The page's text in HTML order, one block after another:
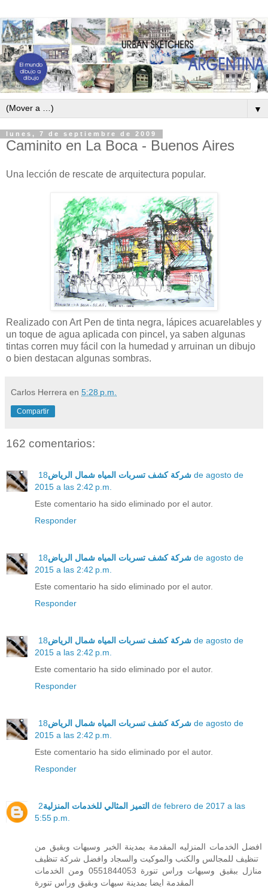
▼
lunes, 7 de septiembre de 2009
Caminito en La Boca - Buenos Aires
Una lección de rescate de arquitectura popular.
Realizado con Art Pen de tinta negra, lápices acuarelables y
un toque de agua aplicada con pincel, ya saben algunas
tintas corren muy fácil con la humedad y arruinan un dibujo
o bien destacan algunas sombras.
Carlos Herrera en 5:28 p.m.
Compartir
162 comentarios:
شركة كشف تسربات المياه شمال الرياض18 de agosto de
2015 a las 2:42 p.m.
Este comentario ha sido eliminado por el autor.
Responder
شركة كشف تسربات المياه شمال الرياض18 de agosto de
2015 a las 2:42 p.m.
Este comentario ha sido eliminado por el autor.
Responder
شركة كشف تسربات المياه شمال الرياض18 de agosto de
2015 a las 2:42 p.m.
Este comentario ha sido eliminado por el autor.
Responder
شركة كشف تسربات المياه شمال الرياض18 de agosto de
2015 a las 2:42 p.m.
Este comentario ha sido eliminado por el autor.
Responder
التميز المثالي للخدمات المنزلية2 de febrero de 2017 a las
5:55 p.m.
افضل الخدمات المنزليه المقدمة بمدينة الخبر وسيهات وبقيق من
تنظيف للمجالس والكنب والموكيت والسجاد وافضل شركة تنظيف
منازل ببقيق وسيهات وراس تنورة 0551844053 ومن الخدمات
المقدمة ايضا بمدينة سيهات وبقيق وراس تنورة